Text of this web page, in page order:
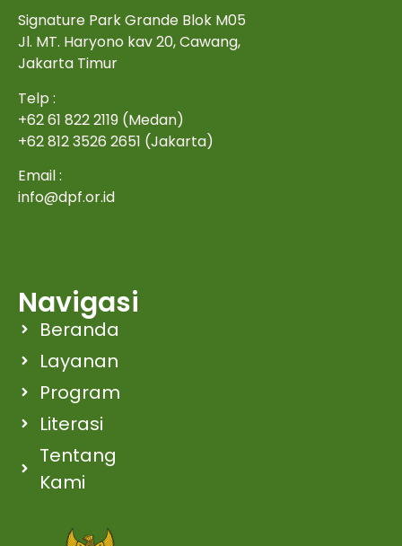
Signature Park Grande Blok M05
Jl. MT. Haryono kav 20, Cawang,
Jakarta Timur
Telp :
+62 61 822 2119 (Medan)
+62 812 3526 2651 (Jakarta)
Email :
info@dpf.or.id
Navigasi
Beranda
Layanan
Program
Literasi
Tentang
Kami